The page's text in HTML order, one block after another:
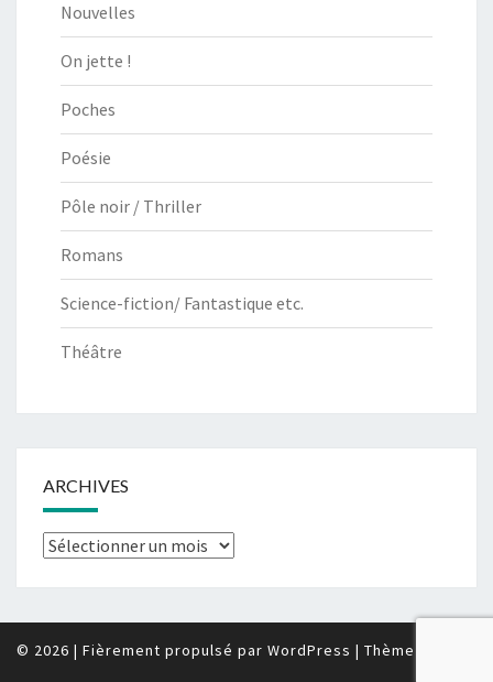
Nouvelles
On jette !
Poches
Poésie
Pôle noir / Thriller
Romans
Science-fiction/ Fantastique etc.
Théâtre
ARCHIVES
Archives
© 2026 | Fièrement propulsé par WordPress | Thème :